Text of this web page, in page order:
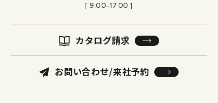
[ 9:00-17:00 ]
カタログ請求
お問い合わせ/来社予約